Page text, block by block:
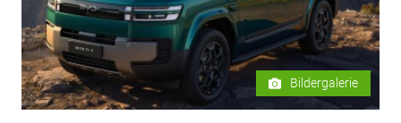
Bildergalerie